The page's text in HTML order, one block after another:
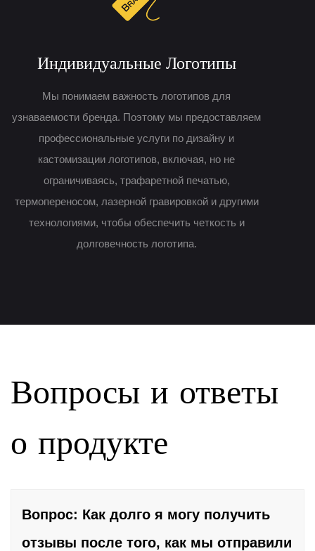
Индивидуальные Логотипы
Мы понимаем важность логотипов для
узнаваемости бренда. Поэтому мы предоставляем
профессиональные услуги по дизайну и
кастомизации логотипов, включая, но не
ограничиваясь, трафаретной печатью,
термопереносом, лазерной гравировкой и другими
технологиями, чтобы обеспечить четкость и
долговечность логотипа.
Вопросы и ответы
о продукте
Вопрос: Как долго я могу получить
отзывы после того, как мы отправили